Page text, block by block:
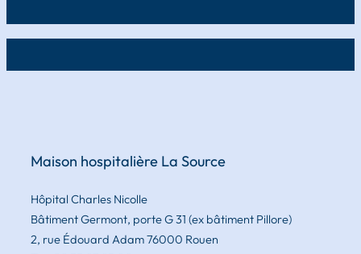
Maison hospitalière La Source
Hôpital Charles Nicolle
Bâtiment Germont, porte G 31 (ex bâtiment Pillore)
2, rue Édouard Adam 76000 Rouen